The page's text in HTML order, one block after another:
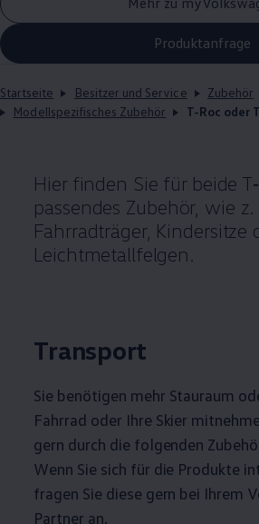
Produktanfrage
Startseite Besitzer und Service
Zubehör
Modellspezifisches Zubehör
T-Roc oder
Hier finden Sie für beide
passendes Zubehör, wie
Fahrradträger, Kindersitze
Leichtmetallfelgen.
Transport
Sie benötigen mehr Stauraum
Fahrrad oder Ihre Skier
gern durch die folgenden
Wenn Sie sich für die Produkte
fragen Sie diese gern bei Ihrem
Partner an.